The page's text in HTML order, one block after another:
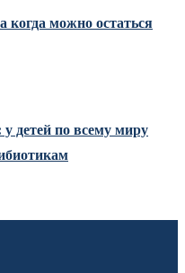
когда можно остаться
у детей по всему миру